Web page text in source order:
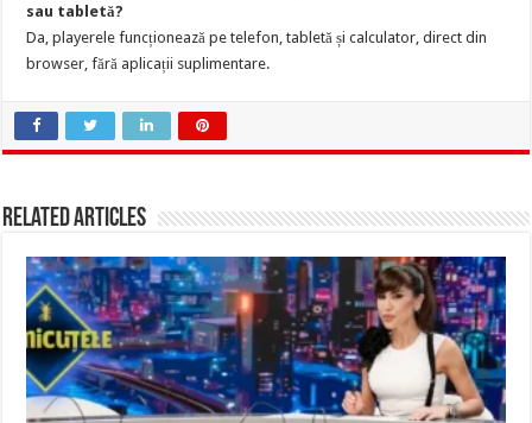
sau tabletă?
Da, playerele funcționează pe telefon, tabletă și calculator, direct din
browser, fără aplicații suplimentare.
Related Articles